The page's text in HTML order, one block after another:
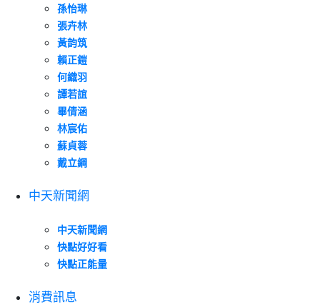
孫怡琳
張卉林
黃韵筑
賴正鎧
何織羽
譚若誼
畢倩涵
林宸佑
蘇貞蓉
戴立綱
中天新聞網
中天新聞網
快點好好看
快點正能量
消費訊息